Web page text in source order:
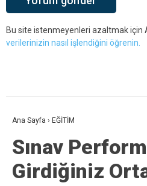
Bu site istenmeyenleri azaltmak için
verilerinizin nasıl işlendiğini öğrenin.
Ana Sayfa › EĞİTİM
Sınav
Girdiğiniz